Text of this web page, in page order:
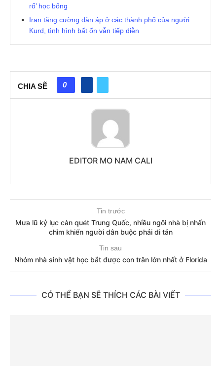
rổ’ học bổng
Iran tăng cường đàn áp ở các thành phố của người
Kurd, tình hình bất ổn vẫn tiếp diễn
CHIA SẼ 0
EDITOR MO NAM CALI
Tin trước
Mưa lũ kỷ lục càn quét Trung Quốc, nhiều ngôi nhà bị nhấn
chìm khiến người dân buộc phải di tản
Tin sau
Nhóm nhà sinh vật học bắt được con trăn lớn nhất ở Florida
CÓ THỂ BẠN SẼ THÍCH CÁC BÀI VIẾT